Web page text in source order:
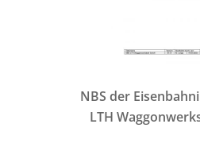
NBS der
LTH